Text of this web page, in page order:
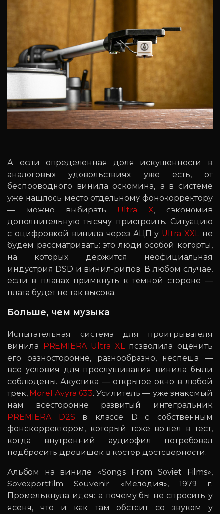
А если определенная доля искушенности в
аналоговых удовольствиях уже есть, от
беспроводного винила оскомина, а в системе
уже нашлось место отдельному фонокорректору
— можно выбирать Ultra X, сэкономив
дополнительную тысячу пристроить. Ситуацию
с оцифровкой винила через АЦП у Ultra XXLне
будем рассматривать: это люди особой когорты,
на которых держится неофициальная
индустрия DSD и винил-рипов. В любом случае,
если в планах примкнуть к темной стороне —
плата будет не так высока.
Больше, чем музыка
Испытательная система для проигрывателя
винила
PREMIERA Ultra XLпозволила оценить
его разносторонне, разнообразно, неспеша —
все условия для прослушивания винила были
соблюдены. Акустика — открытое окно в любой
трек, Morel Avyra 633. Усилитель — уже знакомый
нам всесторонне развитый интегральник
PREMIERA D2S в классе D с собственным
фонокорректором, который тоже вошел в тест,
когда внутренний аудиофил потребовал
подбросить дровишек в костер достоверности.
Альбом на виниле «Songs From Soviet Films»,
Sovexportfilm Souvenir, «Мелодия», 1979 г.
Промелькнула идея: а почему бы не спросить у
ясеня, что и как там обстоит со звуком у